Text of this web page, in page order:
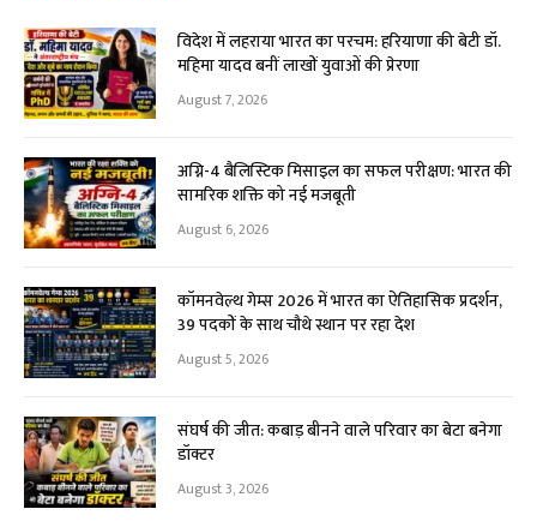
विदेश में लहराया भारत का परचम: हरियाणा की बेटी डॉ.
महिमा यादव बनीं लाखों युवाओं की प्रेरणा
August 7, 2026
अग्नि-4 बैलिस्टिक मिसाइल का सफल परीक्षण: भारत की
सामरिक शक्ति को नई मजबूती
August 6, 2026
कॉमनवेल्थ गेम्स 2026 में भारत का ऐतिहासिक प्रदर्शन,
39 पदकों के साथ चौथे स्थान पर रहा देश
August 5, 2026
संघर्ष की जीत: कबाड़ बीनने वाले परिवार का बेटा बनेगा
डॉक्टर
August 3, 2026